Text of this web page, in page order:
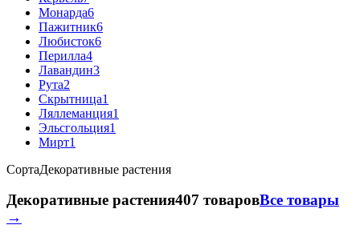
Монарда6
Пажитник6
Любисток6
Перилла4
Лавандин3
Рута2
Скрытница1
Ляллеманция1
Эльсгольция1
Мирт1
СортаДекоративные растения
Декоративные растения407 товаровВсе товары
→